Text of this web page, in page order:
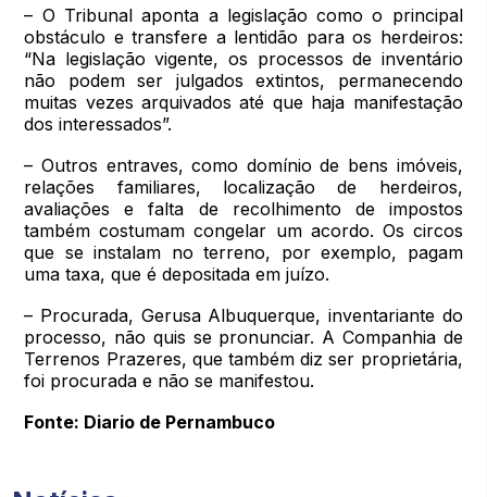
– O Tribunal aponta a legislação como o principal
obstáculo e transfere a lentidão para os herdeiros:
“Na legislação vigente, os processos de inventário
não podem ser julgados extintos, permanecendo
muitas vezes arquivados até que haja manifestação
dos interessados”.
– Outros entraves, como domínio de bens imóveis,
relações familiares, localização de herdeiros,
avaliações e falta de recolhimento de impostos
também costumam congelar um acordo. Os circos
que se instalam no terreno, por exemplo, pagam
uma taxa, que é depositada em juízo.
– Procurada, Gerusa Albuquerque, inventariante do
processo, não quis se pronunciar. A Companhia de
Terrenos Prazeres, que também diz ser proprietária,
foi procurada e não se manifestou.
Fonte: Diario de Pernambuco